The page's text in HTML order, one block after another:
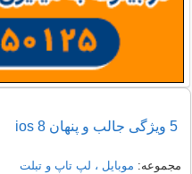
5 ویژگی جالب و پنهان ios 8
مجموعه: موبایل ، لپ تاپ و تبلت